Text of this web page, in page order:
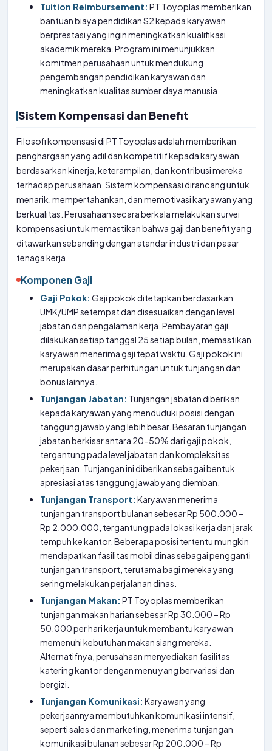
Tuition Reimbursement: PT Toyoplas memberikan
bantuan biaya pendidikan S2 kepada karyawan
berprestasi yang ingin meningkatkan kualifikasi
akademik mereka. Program ini menunjukkan
komitmen perusahaan untuk mendukung
pengembangan pendidikan karyawan dan
meningkatkan kualitas sumber daya manusia.
Sistem Kompensasi dan Benefit
Filosofi kompensasi di PT Toyoplas adalah memberikan
penghargaan yang adil dan kompetitif kepada karyawan
berdasarkan kinerja, keterampilan, dan kontribusi mereka
terhadap perusahaan. Sistem kompensasi dirancang untuk
menarik, mempertahankan, dan memotivasi karyawan yang
berkualitas. Perusahaan secara berkala melakukan survei
kompensasi untuk memastikan bahwa gaji dan benefit yang
ditawarkan sebanding dengan standar industri dan pasar
tenaga kerja.
Komponen Gaji
Gaji Pokok: Gaji pokok ditetapkan berdasarkan
UMK/UMP setempat dan disesuaikan dengan level
jabatan dan pengalaman kerja. Pembayaran gaji
dilakukan setiap tanggal 25 setiap bulan, memastikan
karyawan menerima gaji tepat waktu. Gaji pokok ini
merupakan dasar perhitungan untuk tunjangan dan
bonus lainnya.
Tunjangan Jabatan: Tunjangan jabatan diberikan
kepada karyawan yang menduduki posisi dengan
tanggung jawab yang lebih besar. Besaran tunjangan
jabatan berkisar antara 20-50% dari gaji pokok,
tergantung pada level jabatan dan kompleksitas
pekerjaan. Tunjangan ini diberikan sebagai bentuk
apresiasi atas tanggung jawab yang diemban.
Tunjangan Transport: Karyawan menerima
tunjangan transport bulanan sebesar Rp 500.000 –
Rp 2.000.000, tergantung pada lokasi kerja dan jarak
tempuh ke kantor. Beberapa posisi tertentu mungkin
mendapatkan fasilitas mobil dinas sebagai pengganti
tunjangan transport, terutama bagi mereka yang
sering melakukan perjalanan dinas.
Tunjangan Makan: PT Toyoplas memberikan
tunjangan makan harian sebesar Rp 30.000 – Rp
50.000 per hari kerja untuk membantu karyawan
memenuhi kebutuhan makan siang mereka.
Alternatifnya, perusahaan menyediakan fasilitas
katering kantor dengan menu yang bervariasi dan
bergizi.
Tunjangan Komunikasi: Karyawan yang
pekerjaannya membutuhkan komunikasi intensif,
seperti sales dan marketing, menerima tunjangan
komunikasi bulanan sebesar Rp 200.000 – Rp